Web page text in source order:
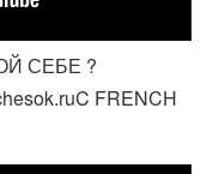
СЕБЕ ?
FRENCH